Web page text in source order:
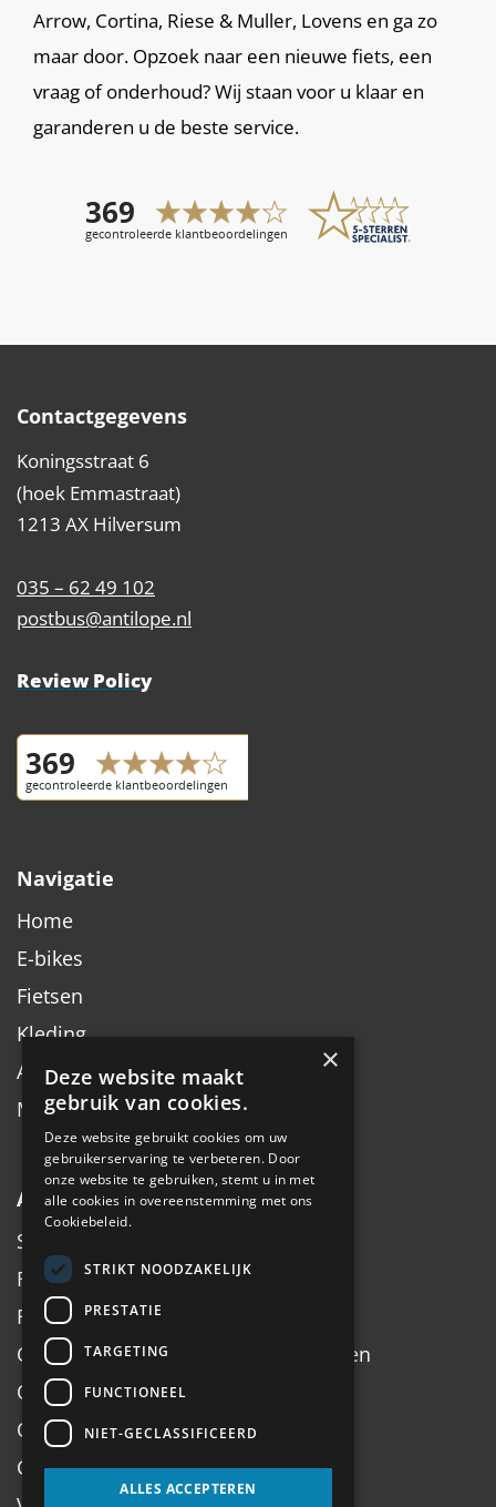
Arrow, Cortina, Riese & Muller, Lovens en ga zo
maar door. Opzoek naar een nieuwe fiets, een
vraag of onderhoud? Wij staan voor u klaar en
garanderen u de beste service.
Contactgegevens
Koningsstraat 6
(hoek Emmastraat)
1213 AX Hilversum
035 – 62 49 102
postbus@antilope.nl
Review Policy
Navigatie
Home
E-bikes
Fietsen
Kleding
Accessoires
Merken
Algemeen
Service
Fiets inruilen
Fietsadvies op maat
Onderhoud, Service, Halen & Brengen
Onderhoud Brompton
Openingstijden
Contact
×
Deze website maakt
gebruik van cookies.
Deze website gebruikt cookies om uw
gebruikerservaring te verbeteren. Door
onze website te gebruiken, stemt u in met
alle cookies in overeenstemming met ons
Cookiebeleid.
STRIKT NOODZAKELIJK
PRESTATIE
TARGETING
FUNCTIONEEL
NIET-GECLASSIFICEERD
ALLES ACCEPTEREN